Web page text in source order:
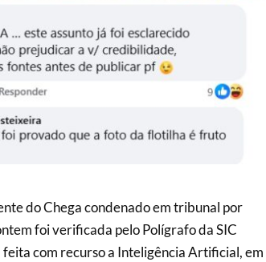
do Chega condenado em tribunal por
foi verificada pelo Polígrafo da SIC
com recurso a Inteligência Artificial, em